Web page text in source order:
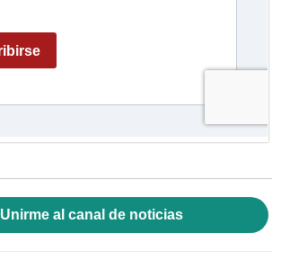
Unirme al canal de noticias